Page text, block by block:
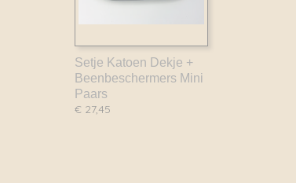
Setje Katoen Dekje +
Beenbeschermers Mini
Paars
€ 27,45